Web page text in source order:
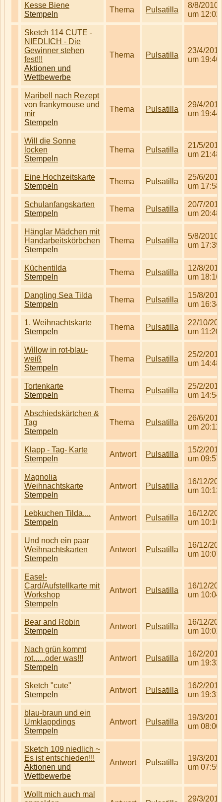
Kesse Biene
Stempeln
Thema Pulsatilla
8/8/2010
um 12:02
Sketch 114 CUTE -
NIEDLICH - Die
Gewinner stehen
fest!!!
Aktionen und
Wettbewerbe
Thema Pulsatilla
23/4/
um 19:40
Maribell nach Rezept
von frankymouse und
mir
Stempeln
Thema Pulsatilla
29/4/
um 19:44
Will die Sonne
locken
Stempeln
Thema Pulsatilla
21/5/
um 21:48
Eine Hochzeitskarte
Stempeln
Thema Pulsatilla
25/6/
um 17:58
Schulanfangskarten
Stempeln
Thema Pulsatilla
20/7/
um 20:48
Hänglar Mädchen mit
Handarbeitskörbchen
Stempeln
Thema Pulsatilla
5/8/2010
um 17:39
Küchentilda
Stempeln
Thema Pulsatilla
12/8/
um 18:10
Dangling Sea Tilda
Stempeln
Thema Pulsatilla
15/8/
um 16:34
1. Weihnachtskarte
Stempeln
Thema Pulsatilla
22/10/
um 11:20
Willow in rot-blau-
weiß
Stempeln
Thema Pulsatilla
25/2/2011
um 14:48
Tortenkarte
Stempeln
Thema Pulsatilla
25/2/2011
um 14:54
Abschiedskärtchen &
Tag
Stempeln
Thema Pulsatilla
26/6/2011
um 20:11
Klapp - Tag- Karte
Stempeln
Antwort Pulsatilla
15/2/
um 09:57
Magnolia
Weihnachtskarte
Stempeln
Antwort Pulsatilla
16/12/
um 10:13
Lebkuchen Tilda....
Stempeln
Antwort Pulsatilla
16/12/
um 10:10
Und noch ein paar
Weihnachtskarten
Stempeln
Antwort Pulsatilla
16/12/
um 10:07
Easel-
Card/Aufstellkarte mit
Workshop
Stempeln
Antwort Pulsatilla
16/12/
um 10:04
Bear and Robin
Stempeln
Antwort Pulsatilla
16/12/
um 10:01
Nach grün kommt
rot......oder was!!!
Stempeln
Antwort Pulsatilla
16/2/
um 19:32
Sketch "cute"
Stempeln
Antwort Pulsatilla
16/2/
um 19:31
blau-braun und ein
Umklappdings
Stempeln
Antwort Pulsatilla
19/3/
um 08:00
Sketch 109 niedlich ~
Es ist entschieden!!!
Aktionen und
Wettbewerbe
Antwort Pulsatilla
19/3/
um 07:55
Wollt mich auch mal
29/3/